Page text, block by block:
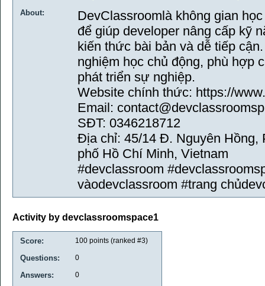
About:
DevClassroomlà không gian
để giúp developer nâng cấp kỹ
kiến thức bài bản và dễ tiếp
nghiệm học chủ động, phù hợp
phát triển sự nghiệp.
Website chính thức: https://
Email:
SĐT: 0346218712
Địa chỉ: 45/14 Đ. Nguyên Hồng,
phố Hồ Chí Minh, Vietnam
#devclassroom
vàodevclassroom #trang
Activity by devclassroomspace1
Score: 100 points (ranked #3)
Questions: 0
Answers: 0